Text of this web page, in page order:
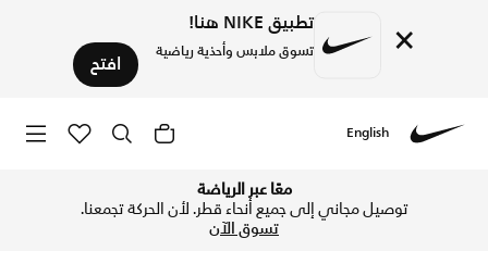
× تطبيق NIKE هنا!
تسوق ملابس وأحذية رياضية افتح
English
معًا عبر الرياضة
توصيل مجاني إلى جميع أنحاء قطر. لأن الحركة تجمعنا.
تسوق الآن